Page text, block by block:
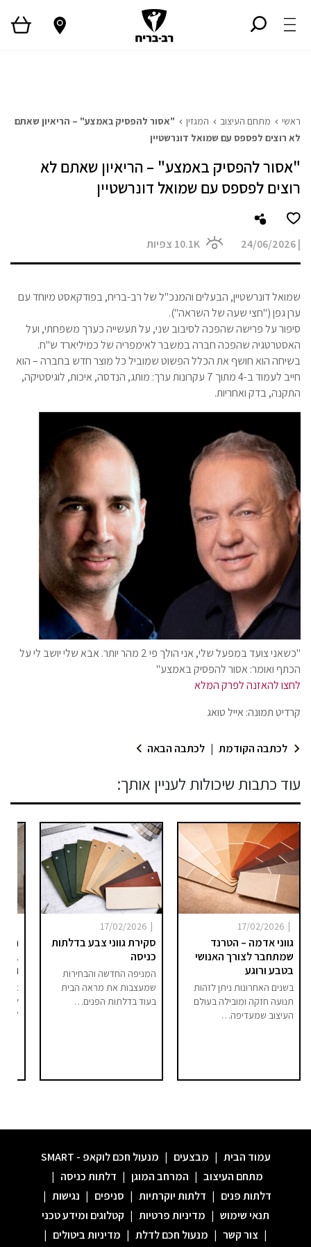
ראשי מתחם העיצוב המגזין
"אסור להפסיק באמצע" – הריאיון שאתם
לא רוצים לפספס עם שמואל דונרשטיין
"אסור להפסיק באמצע" – הריאיון שאתם לא
רוצים לפספס עם שמואל דונרשטיין
|
24/06/2026
10.1K צפיות
שמואל דונרשטיין, הבעלים והמנכ"ל של רב-בריח, בפודקאסט מיוחד עם
ערן גפן ("חצי שעה של השראה").
סיפור על פרישה שהפכה לסיבוב שני, על תעשייה כערך משפחתי, ועל
האסטרטגיה שהפכה חברה במשבר לאימפריה של כמיליארד ש"ח.
בשיחה הוא חושף את הכלל הפשוט שמוביל כל מוצר חדש בחברה – הוא
חייב לעמוד ב-4 מתוך 7 עקרונות ערך: מותג, הנדסה, איכות, לוגיסטיקה,
התקנה, בדק ואחריות.
"כשאני צועד במפעל שלי, אני הולך פי 2 מהר יותר. אבא שלי יושב לי על
הכתף ואומר: אסור להפסיק באמצע"
לחצו להאזנה לפרק המלא
קרדיט תמונה: אייל טואג
לכתבה הקודמת | לכתבה הבאה
עוד כתבות שיכולות לעניין אותך:
|
17/02/2026
גווני אדמה – הטרנד
שמתחבר לצורך האנושי
בטבע ורוגע
בשנים האחרונות ניתן לזהות
תנועה חזקה ומובילה בעולם
העיצוב שמעדיפה…
|
17/02/2026
סקירת גווני צבע בדלתות
כניסה
המניפה החדשה והבחירות
שמעצבות את מראה הבית
בעוד בדלתות הפנים…
אם
עמוד הבית | מבצעים | מנעול חכם לוקאפ - SMART
מתחם העיצוב | המרחב המוגן | דלתות כניסה |
דלתות פנים | דלתות יוקרתיות | סניפים | נגישות |
תנאי שימוש | מדיניות פרטיות | קטלוגים ומידע טכני
| צור קשר | מנעול חכם לדלת | מדיניות ביטולים |